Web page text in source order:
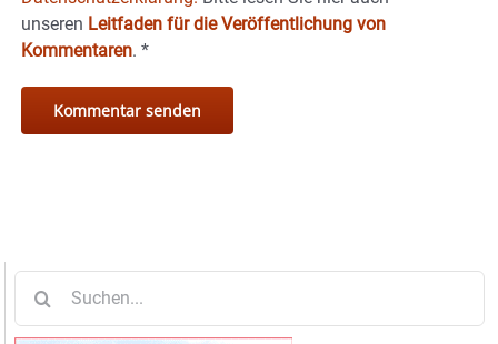
unseren Leitfaden für die Veröffentlichung von
Kommentaren. *
nach: